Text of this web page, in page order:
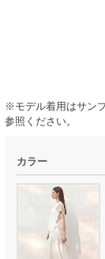
※モデル着用はサン
参照ください。
カラー